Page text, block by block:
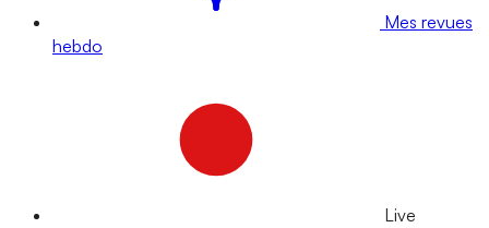
Mes revues
hebdo
Live